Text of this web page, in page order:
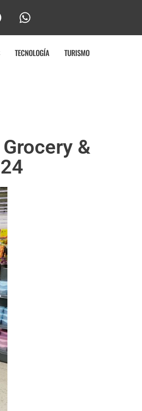
TECNOLOGÍA TURISMO
&